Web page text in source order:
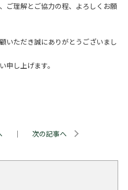
ご理解とご協力の程、よろしくお願
いただき誠にありがとうございまし
申し上げます。
｜ 次の記事へ